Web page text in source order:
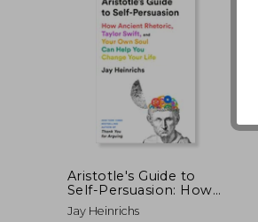
50%
dcto.
Aristotle's Guide to
Self-Persuasion: How
Ancient Rhetoric,
Taylor Swift, and Your
Jay Heinrichs